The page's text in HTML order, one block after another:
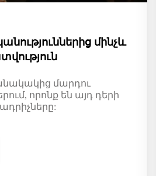
մինչև
մարդու
որոնք են այդ դերի